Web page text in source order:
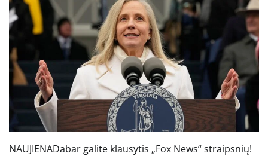
NAUJIENADabar galite klausytis „Fox News“ straipsnių!